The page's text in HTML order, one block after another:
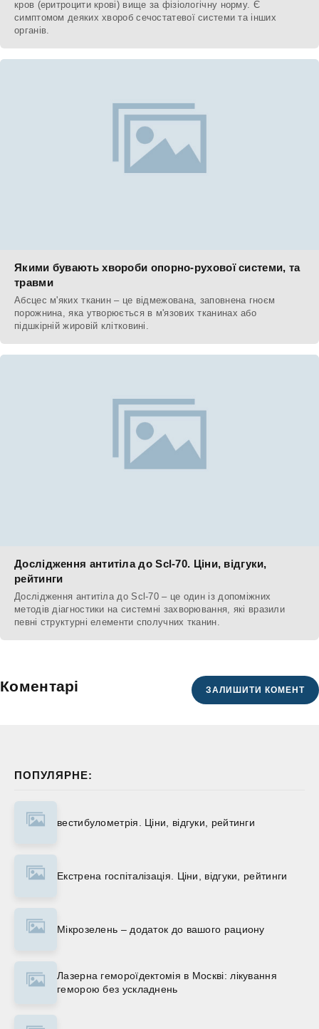
ПОПУЛЯРНЕ:
вестибулометрія. Ціни, відгуки, рейтинги
Екстрена госпіталізація. Ціни, відгуки, рейтинги
Мікрозелень – додаток до вашого рациону
Лазерна гемороїдектомія в Москві: лікування
геморою без ускладнень
кров (еритроцити крові) вище за фізіологічну норму. Є
симптомом деяких хвороб сечостатевої системи та інших
органів.
Якими бувають хвороби опорно-рухової системи, та
травми
Абсцес м'яких тканин – це відмежована, заповнена гноєм
порожнина, яка утворюється в м'язових тканинах або
підшкірній жировій клітковині.
Дослідження антитіла до Scl-70. Ціни, відгуки,
рейтинги
Дослідження антитіла до Scl-70 – це один із допоміжних
методів діагностики на системні захворювання, які вразили
певні структурні елементи сполучних тканин.
Коментарі ЗАЛИШИТИ КОМЕНТ